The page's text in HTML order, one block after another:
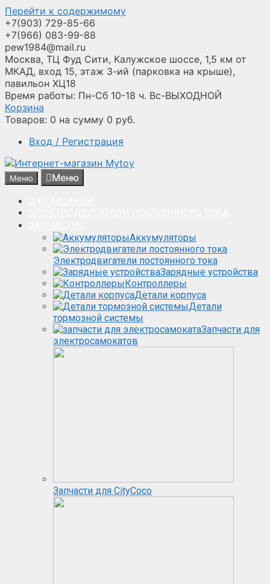
Перейти к содержимому
+7(903) 729-85-66
+7(966) 083-99-88
pew1984@mail.ru
Москва, ТЦ Фуд Сити, Калужское шоссе, 1,5 км от
МКАД, вход 15, этаж 3-ий (парковка на крыше),
павильон ХЦ18
Время работы: Пн-Сб 10-18 ч. Вс-ВЫХОДНОЙ
Корзина
Товаров: 0 на сумму 0 руб.
Вход / Регистрация
Меню Меню
Аккумуляторы
Электродвигатели постоянного тока
Зарядные устройства
Контроллеры
Детали корпуса
Детали
тормозной системы
Запчасти для
электросамокатов
Запчасти для CityCoco